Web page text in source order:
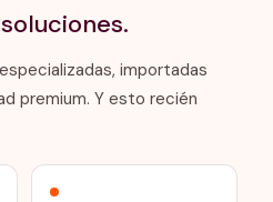
importadas
premium. Y esto recién